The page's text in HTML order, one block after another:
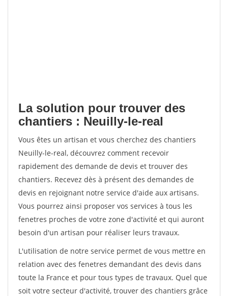
La solution pour trouver des
chantiers : Neuilly-le-real
Vous êtes un artisan et vous cherchez des chantiers
Neuilly-le-real, découvrez comment recevoir
rapidement des demande de devis et trouver des
chantiers. Recevez dès à présent des demandes de
devis en rejoignant notre service d'aide aux artisans.
Vous pourrez ainsi proposer vos services à tous les
fenetres proches de votre zone d'activité et qui auront
besoin d'un artisan pour réaliser leurs travaux.
L'utilisation de notre service permet de vous mettre en
relation avec des fenetres demandant des devis dans
toute la France et pour tous types de travaux. Quel que
soit votre secteur d'activité, trouver des chantiers grâce